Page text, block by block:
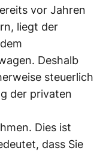
vor Jahren
liegt der
Deshalb
steuerlich
der privaten
Dies ist
dass Sie